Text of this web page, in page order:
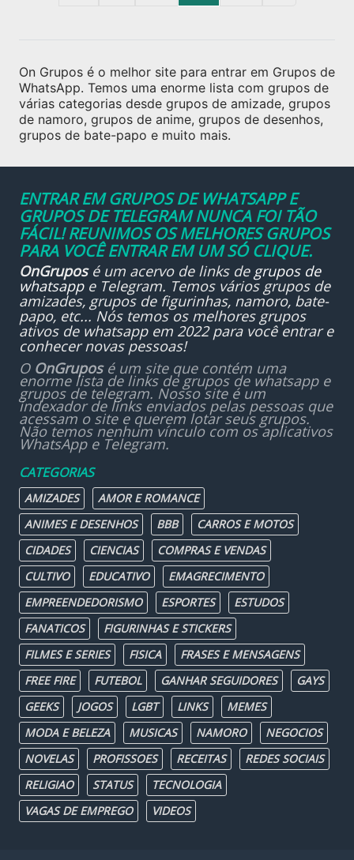
On Grupos é o melhor site para entrar em Grupos de
WhatsApp. Temos uma enorme lista com grupos de
várias categorias desde grupos de amizade, grupos
de namoro, grupos de anime, grupos de desenhos,
grupos de bate-papo e muito mais.
ENTRAR EM GRUPOS DE WHATSAPP E
GRUPOS DE TELEGRAM NUNCA FOI TÃO
FÁCIL! REUNIMOS OS MELHORES GRUPOS
PARA VOCÊ ENTRAR EM UM SÓ CLIQUE.
OnGruposé um acervo de links de grupos de
whatsappe Telegram. Temos vários grupos de
amizades, grupos de figurinhas, namoro, bate-
papo, etc... Nós temos os melhores grupos
ativos de whatsapp em 2022 para você entrar e
conhecer novas pessoas!
O OnGruposé um site que contém uma
enorme lista de links de grupos de whatsapp e
grupos de telegram. Nosso site é um
indexador de links enviados pelas pessoas que
acessam o site e querem lotar seus grupos.
Não temos nenhum vínculo com os aplicativos
WhatsApp e Telegram.
CATEGORIAS
AMIZADES
AMOR E ROMANCE
ANIMES E DESENHOS
BBB
CARROS E MOTOS
CIDADES
CIENCIAS
COMPRAS E VENDAS
CULTIVO
EDUCATIVO
EMAGRECIMENTO
EMPREENDEDORISMO
ESPORTES
ESTUDOS
FANATICOS
FIGURINHAS E STICKERS
FILMES E SERIES
FISICA
FRASES E MENSAGENS
FREE FIRE
FUTEBOL GANHAR SEGUIDORES
GAYS
GEEKS
JOGOS LGBT LINKS
MEMES
MODA E BELEZA
MUSICAS NAMORO
NEGOCIOS
NOVELAS
PROFISSOES RECEITAS
REDES SOCIAIS
RELIGIAO
STATUS
TECNOLOGIA
VAGAS DE EMPREGO
VIDEOS